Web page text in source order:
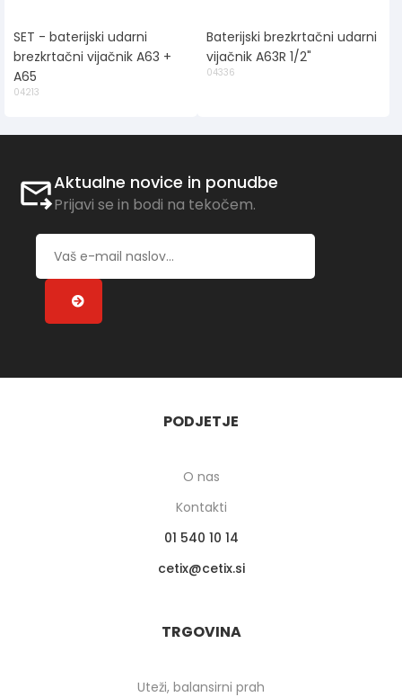
SET - baterijski udarni
brezkrtačni vijačnik A63 +
A65
04213
Baterijski brezkrtačni udarni
vijačnik A63R 1/2"
04336
Aktualne novice in ponudbe
Prijavi se in bodi na tekočem.
PODJETJE
O nas
Kontakti
01 540 10 14
cetix
cetix.si
TRGOVINA
Uteži, balansirni prah